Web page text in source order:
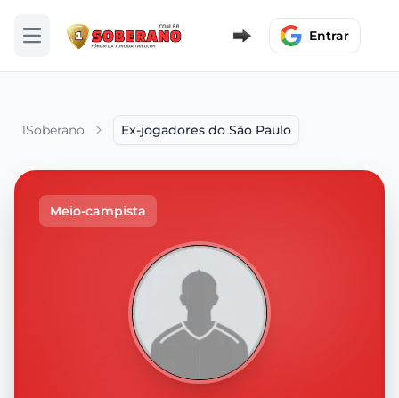
Abrir menu Entrar
1Soberano Ex-jogadores do São Paulo
Meio-campista